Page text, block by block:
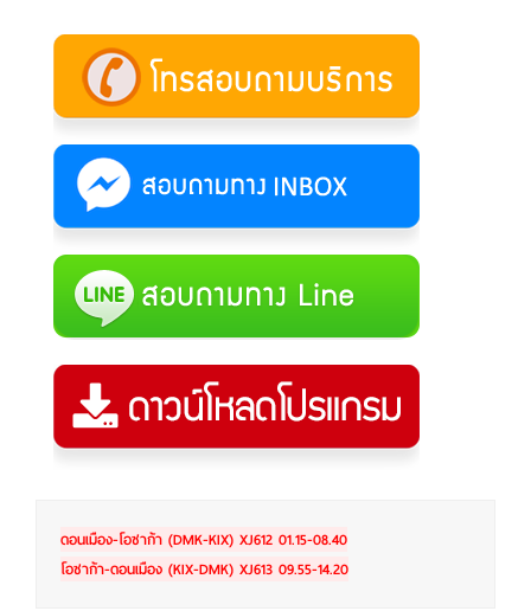
ดอนเมือง-โอซาก้า (DMK-KIX) XJ612 01.15-08.40
โอซาก้า-ดอนเมือง (KIX-DMK) XJ613 09.55-14.20